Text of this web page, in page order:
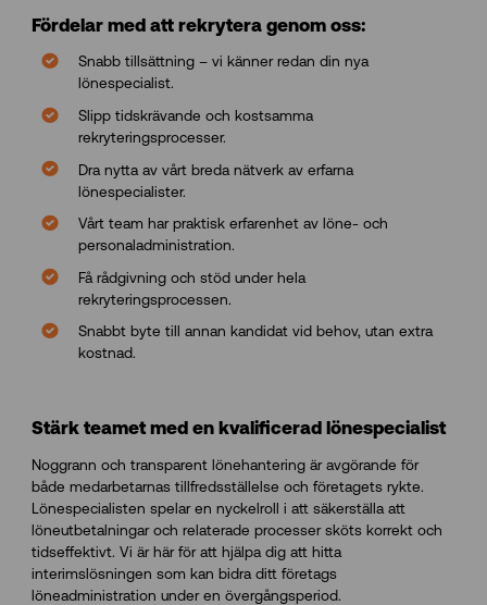
Fördelar med att rekrytera genom oss:
Snabb tillsättning – vi känner redan din nya
lönespecialist.
Slipp tidskrävande och kostsamma
rekryteringsprocesser.
Dra nytta av vårt breda nätverk av erfarna
lönespecialister.
Vårt team har praktisk erfarenhet av löne- och
personaladministration.
Få rådgivning och stöd under hela
rekryteringsprocessen.
Snabbt byte till annan kandidat vid behov, utan extra
kostnad.
Stärk teamet med en kvalificerad lönespecialist
Noggrann och transparent lönehantering är avgörande för
både medarbetarnas tillfredsställelse och företagets rykte.
Lönespecialisten spelar en nyckelroll i att säkerställa att
löneutbetalningar och relaterade processer sköts korrekt och
tidseffektivt. Vi är här för att hjälpa dig att hitta
interimslösningen som kan bidra ditt företags
löneadministration under en övergångsperiod.